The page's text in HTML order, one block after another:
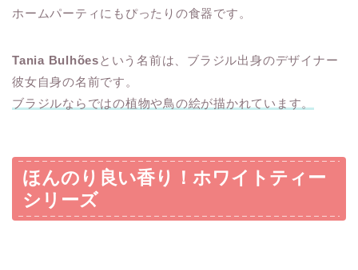
ホームパーティにもぴったりの食器です。
Tania Bulhõesという名前は、ブラジル出身のデザイナー
彼女自身の名前です。
ブラジルならではの植物や鳥の絵が描かれています。
ほんのり良い香り！ホワイトティー
シリーズ